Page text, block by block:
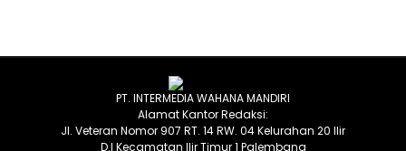
PT. INTERMEDIA WAHANA MANDIRI
Alamat Kantor Redaksi:
Jl. Veteran Nomor 907 RT. 14 RW. 04 Kelurahan 20 Ilir
D.I Kecamatan Ilir Timur 1 Palembang